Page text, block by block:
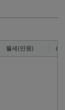
월세(만원) 층